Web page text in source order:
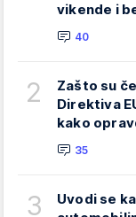
vikende i
40
2
Zašto su
Direktiva
kako
35
3
Uvodi se